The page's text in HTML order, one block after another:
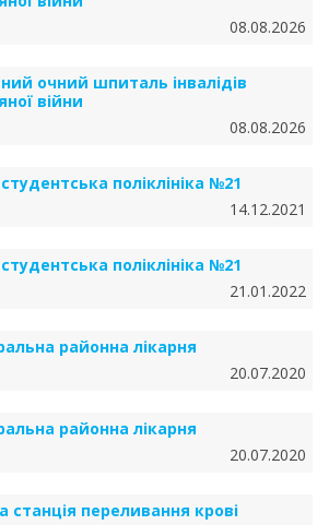
08.08.2026
очний шпиталь інвалідів
війни
08.08.2026
поліклініка №21
14.12.2021
поліклініка №21
21.01.2022
районна лікарня
20.07.2020
районна лікарня
20.07.2020
станція переливання крові